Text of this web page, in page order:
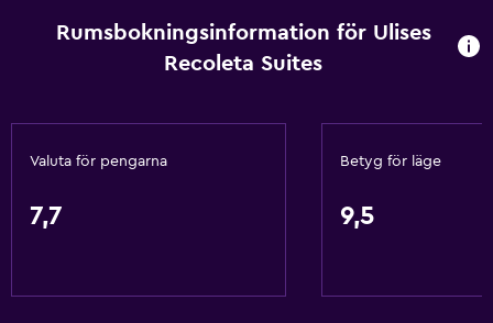
Rumsbokningsinformation för Ulises
Recoleta Suites
Valuta för pengarna
7,7
Betyg för läge
9,5